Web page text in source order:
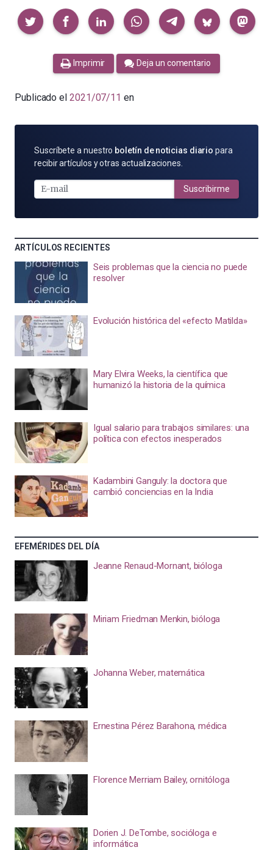
Compartir
Imprimir Deja un comentario
Publicado el 2021/07/11 en
SUSCRÍBETE
POR
MAIL
Suscríbete a nuestro boletín de noticias diario para
recibir artículos y otras actualizaciones.
Suscribirme
ARTÍCULOS RECIENTES
Seis problemas que la ciencia no puede
resolver
Evolución histórica del «efecto Matilda»
Mary Elvira Weeks, la científica que
humanizó la historia de la química
Igual salario para trabajos similares: una
política con efectos inesperados
Kadambini Ganguly: la doctora que
cambió conciencias en la India
EFEMÉRIDES DEL DÍA
Jeanne Renaud-Mornant, bióloga
Miriam Friedman Menkin, bióloga
Johanna Weber, matemática
Ernestina Pérez Barahona, médica
Florence Merriam Bailey, ornitóloga
Dorien J. DeTombe, socióloga e
informática